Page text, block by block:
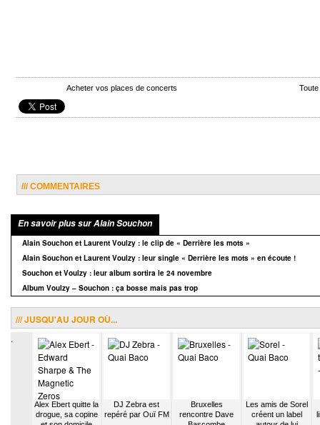
Acheter vos places de concerts
/// COMMENTAIRES
En savoir plus sur Alain Souchon
Alain Souchon et Laurent Voulzy : le clip de « Derrière les mots »
Alain Souchon et Laurent Voulzy : leur single « Derrière les mots » en écoute !
Souchon et Voulzy : leur album sortira le 24 novembre
Album Voulzy – Souchon : ça bosse mais pas trop
/// JUSQU'AU JOUR OÙ...
.
Alex Ebert quitte la
drogue, sa copine
DJ Zebra est
repéré par Ouï FM
Bruxelles
rencontre Dave
Les amis de Sorel
créent un label